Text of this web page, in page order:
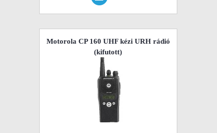
Motorola CP 160 UHF kézi URH rádió
(kifutott)